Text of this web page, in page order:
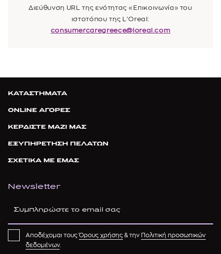
Διεύθυνση URL της ενότητας «Επικοινωνία» του
ιστοτόπου της L'Oreal:
consumercaregreece@loreal.com
ΚΑΤΑΣΤΗΜΑΤΑ
ONLINE ΑΓΟΡΕΣ
ΚΕΡΔΙΣΤΕ ΜΑΖΙ ΜΑΣ
ΕΞΥΠΗΡΕΤΗΣΗ ΠΕΛΑΤΩΝ
ΣΧΕΤΙΚΑ ΜΕ ΕΜΑΣ
Newsletter
Αποδέχομαι τουςΌρους χρήσης & την Πολιτική προσωπικών
δεδομένων.